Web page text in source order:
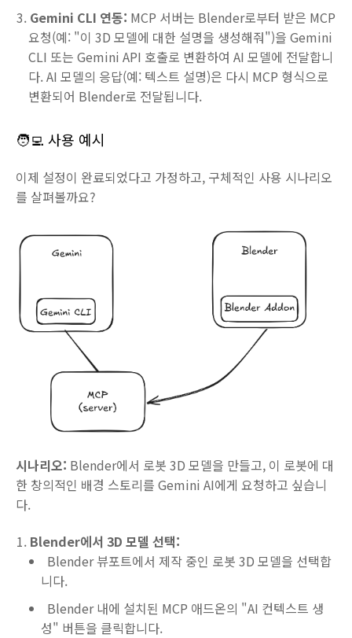
Gemini CLI 연동: MCP 서버는 Blender로부터 받은 MCP
요청(예: "이 3D 모델에 대한 설명을 생성해줘")을 Gemini
CLI 또는 Gemini API 호출로 변환하여 AI 모델에 전달합니
다. AI 모델의 응답(예: 텍스트 설명)은 다시 MCP 형식으로
변환되어 Blender로 전달됩니다.
🧑‍💻 사용 예시
이제 설정이 완료되었다고 가정하고, 구체적인 사용 시나리오
를 살펴볼까요?
시나리오: Blender에서 로봇 3D 모델을 만들고, 이 로봇에 대
한 창의적인 배경 스토리를 Gemini AI에게 요청하고 싶습니
다.
Blender에서 3D 모델 선택:
Blender 뷰포트에서 제작 중인 로봇 3D 모델을 선택합
니다.
Blender 내에 설치된 MCP 애드온의 "AI 컨텍스트 생
성" 버튼을 클릭합니다.